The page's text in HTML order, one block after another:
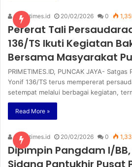
primetimes.id 20/02/2026 0
Pererat Tali
136/TS Ikuti Kegiatan
Bersama Masyarakat
PRIMETIMES.ID, PUNCAK JAYA- Satgas
Yonif 136/TS terus mempererat
setempat melalui berbagai kegiatan,
Read More »
primetimes.id 20/02/2026 0
Dipimpin Pangdam I/
Sidang Pantukhir Pusat